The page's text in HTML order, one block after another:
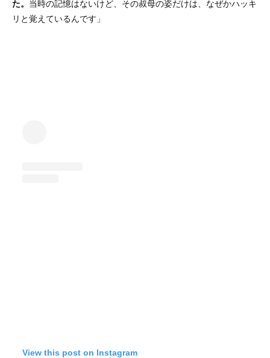
た。 当時の記憶はないけど、その叔母の姿だけは、なぜかハッキ
リと覚えているんです」
View this post on Instagram